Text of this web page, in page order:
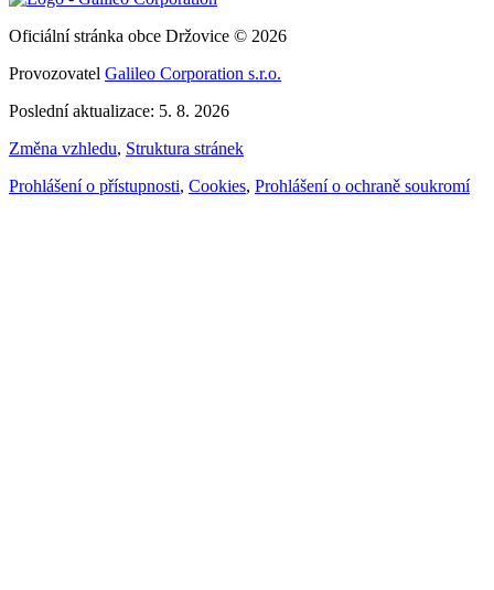
Oficiální stránka obce Držovice © 2026
Provozovatel Galileo Corporation s.r.o.
Poslední aktualizace: 5. 8. 2026
Změna vzhledu, Struktura stránek
Prohlášení o přístupnosti, Cookies, Prohlášení o ochraně soukromí